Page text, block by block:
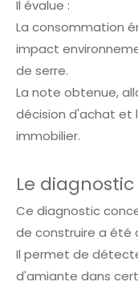
Il évalue :
La consommation
impact
de serre.
La note obtenue,
décision d'achat et
immobilier.
Le
Ce diagnostic
de construire a été
Il permet de
d'amiante dans